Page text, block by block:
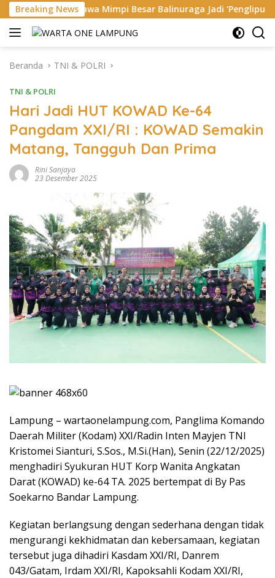
Langsung
ke
konten
Breaking News
Mimpi Besar Balinuraga Jadi ‘Penglipuran’ Kedua pada 2027
Beranda TNI & POLRI
TNI & POLRI
Hari Jadi HUT KOWAD Ke-64
Pangdam XXI/RI : KOWAD Semakin
Matang, Tangguh Dan Prima
Rini Sanjaya
23 Desember 2025
Lampung – wartaonelampung.com, Panglima Komando
Daerah Militer (Kodam) XXI/Radin Inten Mayjen TNI
Kristomei Sianturi, S.Sos., M.Si.(Han), Senin (22/12/2025)
menghadiri Syukuran HUT Korp Wanita Angkatan
Darat (KOWAD) ke-64 TA. 2025 bertempat di By Pas
Soekarno Bandar Lampung.
Kegiatan berlangsung dengan sederhana dengan tidak
mengurangi kekhidmatan dan kebersamaan, kegiatan
tersebut juga dihadiri Kasdam XXI/RI, Danrem
043/Gatam, Irdam XXI/RI, Kapoksahli Kodam XXI/RI,